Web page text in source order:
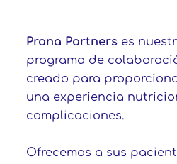
Prana Partnerses
programa de
creado para
una experiencia
complicaciones.
Ofrecemos a sus